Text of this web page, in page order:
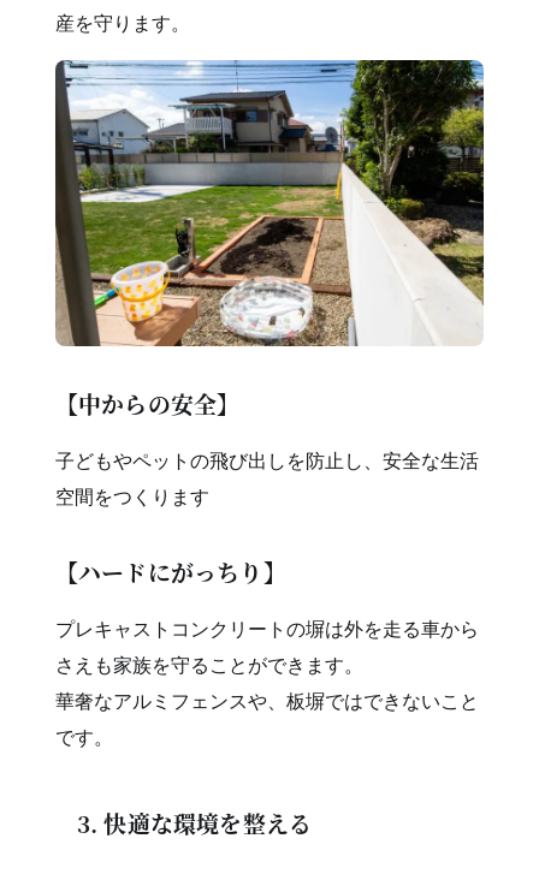
産を守ります。
【中からの安全】
子どもやペットの飛び出しを防止し、安全な生活
空間をつくります
【ハードにがっちり】
プレキャストコンクリートの塀は外を走る車から
さえも家族を守ることができます。
華奢なアルミフェンスや、板塀ではできないこと
です。
3. 快適な環境を整える